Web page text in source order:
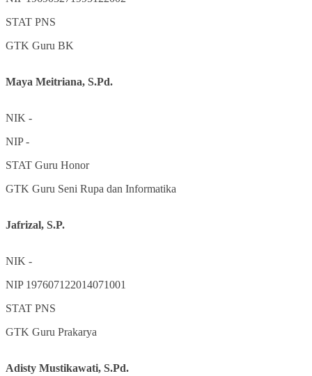
STAT PNS
GTK Guru BK
Maya Meitriana, S.Pd.
NIK -
NIP-
STAT Guru Honor
GTK Guru Seni Rupa dan Informatika
Jafrizal, S.P.
NIK -
NIP 197607122014071001
STAT PNS
GTK Guru Prakarya
Adisty Mustikawati, S.Pd.